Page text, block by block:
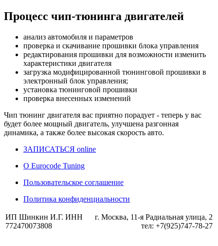
Процесс чип-тюнинга двигателей
анализ автомобиля и параметров
проверка и скачивание прошивки блока управления
редактирования прошивки для возможности изменить
характеристики двигателя
загрузка модифицированной тюнинговой прошивки в
электронный блок управления;
установка тюнинговой прошивки
проверка внесенных изменений
Чип тюнинг двигателя вас приятно порадует - теперь у вас
будет более мощный двигатель, улучшена разгонная
динамика, а также более высокая скорость авто.
ЗАПИСАТЬСЯ online
О Eurocode Tuning
Пользовательское соглашение
Политика конфиденциальности
ИП Шинкин И.Г. ИНН
772470073808
г. Москва, 11-я Радиальная улица, 2
тел: +7(925)747-78-27